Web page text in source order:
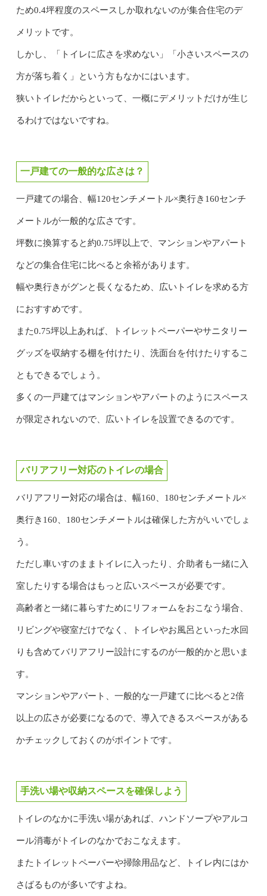
ため0.4坪程度のスペースしか取れないのが集合住宅のデ
メリットです。
しかし、「トイレに広さを求めない」「小さいスペースの
方が落ち着く」という方もなかにはいます。
狭いトイレだからといって、一概にデメリットだけが生じ
るわけではないですね。
一戸建ての一般的な広さは？
一戸建ての場合、幅120センチメートル×奥行き160センチ
メートルが一般的な広さです。
坪数に換算すると約0.75坪以上で、マンションやアパート
などの集合住宅に比べると余裕があります。
幅や奥行きがグンと長くなるため、広いトイレを求める方
におすすめです。
また0.75坪以上あれば、トイレットペーパーやサニタリー
グッズを収納する棚を付けたり、洗面台を付けたりするこ
ともできるでしょう。
多くの一戸建てはマンションやアパートのようにスペース
が限定されないので、広いトイレを設置できるのです。
バリアフリー対応のトイレの場合
バリアフリー対応の場合は、幅160、180センチメートル×
奥行き160、180センチメートルは確保した方がいいでしょ
う。
ただし車いすのままトイレに入ったり、介助者も一緒に入
室したりする場合はもっと広いスペースが必要です。
高齢者と一緒に暮らすためにリフォームをおこなう場合、
リビングや寝室だけでなく、トイレやお風呂といった水回
りも含めてバリアフリー設計にするのが一般的かと思いま
す。
マンションやアパート、一般的な一戸建てに比べると2倍
以上の広さが必要になるので、導入できるスペースがある
かチェックしておくのがポイントです。
手洗い場や収納スペースを確保しよう
トイレのなかに手洗い場があれば、ハンドソープやアルコ
ール消毒がトイレのなかでおこなえます。
またトイレットペーパーや掃除用品など、トイレ内にはか
さばるものが多いですよね。